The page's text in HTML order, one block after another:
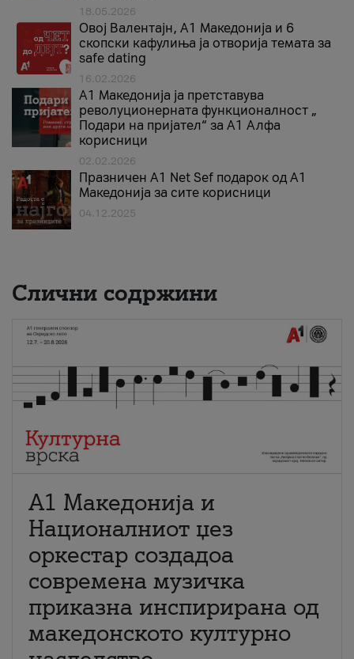
18.05.2026
Овој Валентајн, A1 Македонија и 6
скопски кафулиња ја отворија темата за
safe dating
16.02.2026
А1 Македонија ја претставува
револуционерната функционалност „
Подари на пријател“ за А1 Алфа
корисници
02.02.2026
Празничен A1 Net Sеf подарок од А1
Македонија за сите корисници
04.12.2025
Слични содржини
А1 Македонија и
Националниот џез
оркестар создадоа
современа музичка
приказна инспирирана од
македонското културно